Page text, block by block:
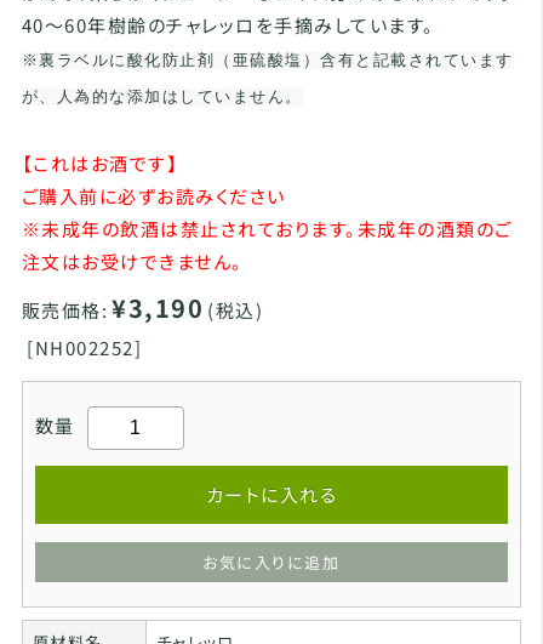
40～60年樹齢のチャレッロを手摘みしています。
※裏ラベルに酸化防止剤（亜硫酸塩）含有と記載されています
が、人為的な添加はしていません。
【これはお酒です】
ご購入前に必ずお読みください
※未成年の飲酒は禁止されております。未成年の酒類のご
注文はお受けできません。
販売価格: ¥3,190 (税込)
[NH002252]
数量
カートに入れる
お気に入りに追加